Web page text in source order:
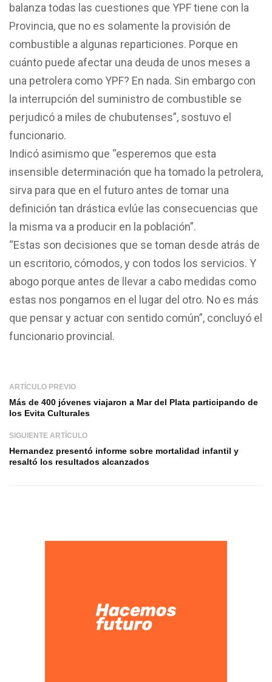
balanza todas las cuestiones que YPF tiene con la
Provincia, que no es solamente la provisión de
combustible a algunas reparticiones. Porque en
cuánto puede afectar una deuda de unos meses a
una petrolera como YPF? En nada. Sin embargo con
la interrupción del suministro de combustible se
perjudicó a miles de chubutenses”, sostuvo el
funcionario.
Indicó asimismo que “esperemos que esta
insensible determinación que ha tomado la petrolera,
sirva para que en el futuro antes de tomar una
definición tan drástica evlúe las consecuencias que
la misma va a producir en la población”.
“Estas son decisiones que se toman desde atrás de
un escritorio, cómodos, y con todos los servicios. Y
abogo porque antes de llevar a cabo medidas como
estas nos pongamos en el lugar del otro. No es más
que pensar y actuar con sentido común”, concluyó el
funcionario provincial.
ARTÍCULO PREVIO
Más de 400 jóvenes viajaron a Mar del Plata participando de
los Evita Culturales
SIGUIENTE ARTÍCULO
Hernandez presentó informe sobre mortalidad infantil y
resaltó los resultados alcanzados